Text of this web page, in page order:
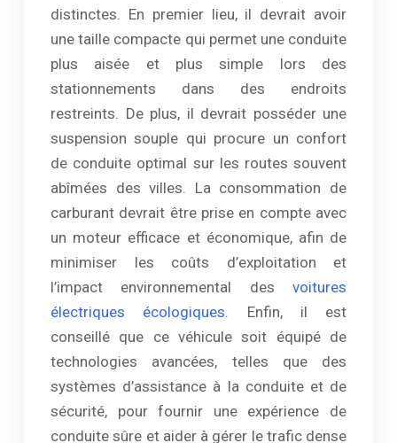
distinctes. En premier lieu, il devrait avoir
une taille compacte qui permet une conduite
plus aisée et plus simple lors des
stationnements dans des endroits
restreints. De plus, il devrait posséder une
suspension souple qui procure un confort
de conduite optimal sur les routes souvent
abîmées des villes. La consommation de
carburant devrait être prise en compte avec
un moteur efficace et économique, afin de
minimiser les coûts d’exploitation et
l’impact environnemental des voitures
électriques écologiques. Enfin, il est
conseillé que ce véhicule soit équipé de
technologies avancées, telles que des
systèmes d’assistance à la conduite et de
sécurité, pour fournir une expérience de
conduite sûre et aider à gérer le trafic dense